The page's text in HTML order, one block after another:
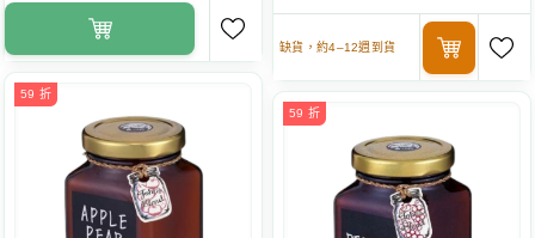
缺貨，約4–12週到貨
59 折
59 折